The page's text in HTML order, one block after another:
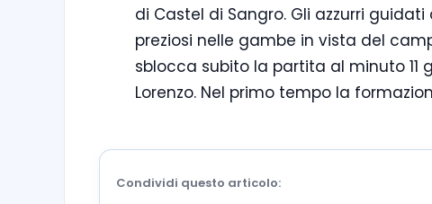
di Castel di Sangro. Gli azzurri
preziosi nelle gambe in vista del
sblocca subito la partita al minuto 11
Lorenzo. Nel primo tempo la
Condividi questo articolo: